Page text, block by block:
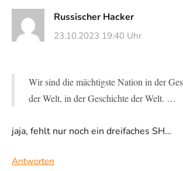
Russischer Hacker
23.10.2023 19:40 Uhr
Wir sind die mächtigste Nation in der
der Welt, in der Geschichte der Welt. …
jaja, fehlt nur noch ein dreifaches SH…
Antworten